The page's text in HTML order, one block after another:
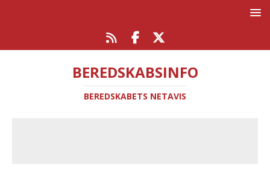
BEREDSKABSINFO
BEREDSKABETS NETAVIS